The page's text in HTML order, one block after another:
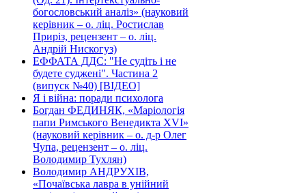
богословський аналіз» (науковий
керівник – о. ліц. Ростислав
Приріз, рецензент – о. ліц.
Андрій Нискогуз)
ЕФФАТА ДДС: "Не судіть і не
будете суджені". Частина 2
(випуск №40) [ВІДЕО]
Я і війна: поради психолога
Богдан ФЕДИНЯК, «Маріологія
папи Римського Венедикта XVI»
(науковий керівник – о. д-р Олег
Чупа, рецензент – о. ліц.
Володимир Тухлян)
Володимир АНДРУХІВ,
«Почаївська лавра в унійний